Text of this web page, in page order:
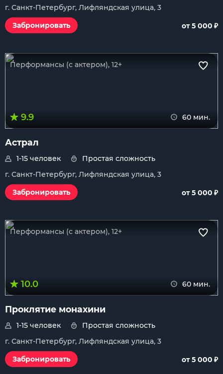
г. Санкт-Петербург, Лифляндская улица, 3
Забронировать
от 5 000 ₽
Перформансы (с актером), 12+
9.9 60 мин.
Астрал
1-15 человек
Простая сложность
г. Санкт-Петербург, Лифляндская улица, 3
Забронировать
от 5 000 ₽
Перформансы (с актером), 12+
10.0 60 мин.
Проклятие монахини
1-15 человек
Простая сложность
г. Санкт-Петербург, Лифляндская улица, 3
Забронировать
от 5 000 ₽